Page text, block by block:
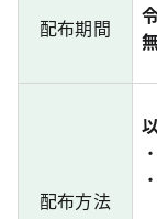
配布期間
配布方法